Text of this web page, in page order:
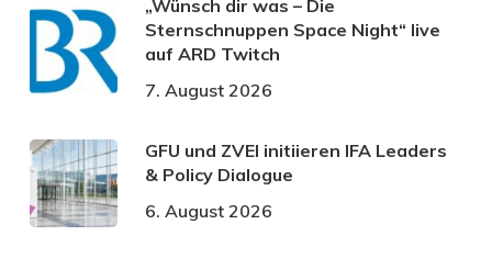
„Wünsch dir was – Die
Sternschnuppen Space Night“ live
auf ARD Twitch
7. August 2026
GFU und ZVEI initiieren IFA Leaders
& Policy Dialogue
6. August 2026